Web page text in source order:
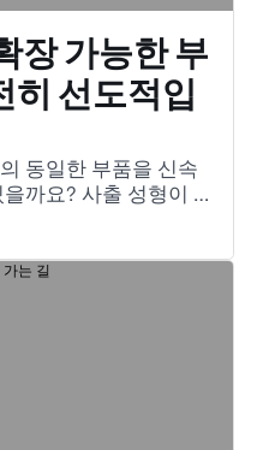
장 가능한 부
히 선도적입
동일한 부품을 신속
까요? 사출 성형이 그
하고 고품질의 부품